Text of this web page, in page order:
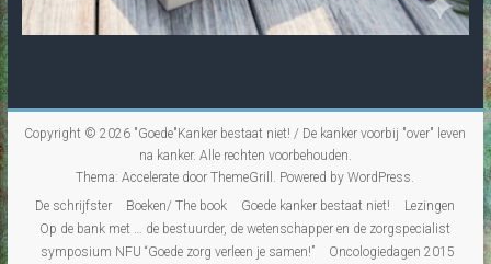
Copyright © 2026 "Goede"Kanker bestaat niet! / De kanker voorbij "over" leven
na kanker. Alle rechten voorbehouden.
Thema:Accelerate door ThemeGrill. Powered byWordPress.
De schrijfster
Boeken/ The book Goede kanker bestaat niet!
Lezingen
Op de bank met … de bestuurder, de wetenschapper en de zorgspecialist
symposium NFU “Goede zorg verleen je samen!”
Oncologiedagen 2015